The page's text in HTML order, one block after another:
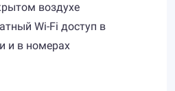
воздухе
Wi-Fi доступ в
и в номерах